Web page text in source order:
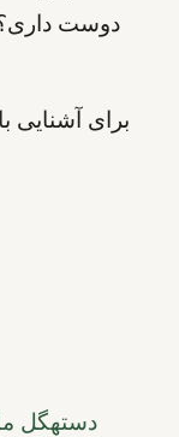
دوست
برای آشنایی
دستهگل